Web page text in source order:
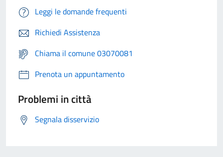
Leggi le domande frequenti
Richiedi Assistenza
Chiama il comune 03070081
Prenota un appuntamento
Problemi in città
Segnala disservizio